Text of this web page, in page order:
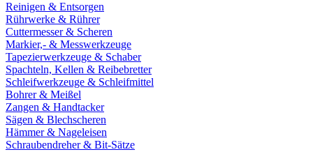
Reinigen & Entsorgen
Rührwerke & Rührer
Cuttermesser & Scheren
Markier,- & Messwerkzeuge
Tapezierwerkzeuge & Schaber
Spachteln, Kellen & Reibebretter
Schleifwerkzeuge & Schleifmittel
Bohrer & Meißel
Zangen & Handtacker
Sägen & Blechscheren
Hämmer & Nageleisen
Schraubendreher & Bit-Sätze